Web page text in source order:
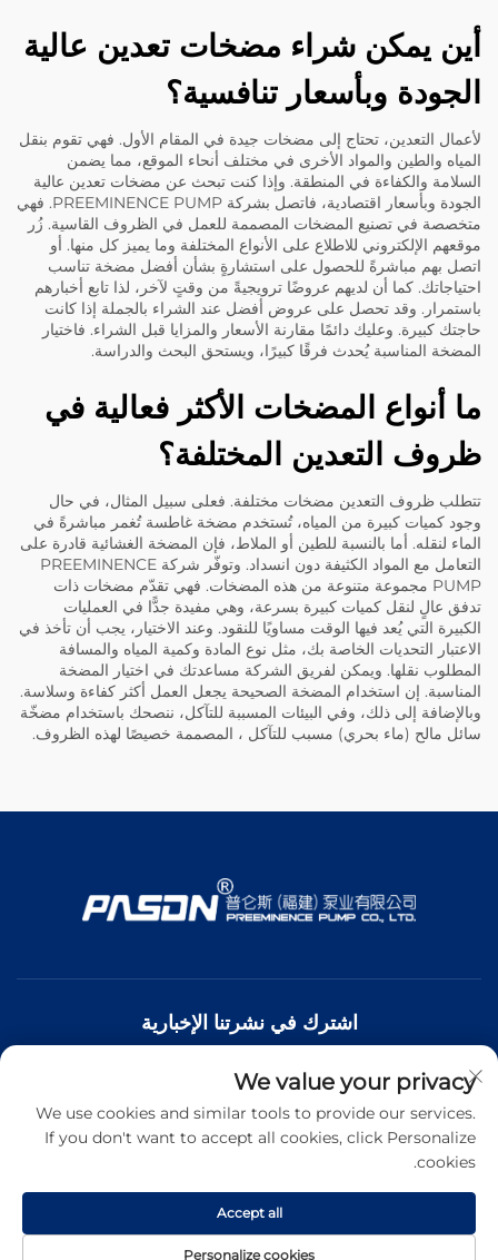
أين يمكن شراء مضخات تعدين عالية
الجودة وبأسعار تنافسية؟
لأعمال التعدين، تحتاج إلى مضخات جيدة في المقام الأول. فهي تقوم بنقل
المياه والطين والمواد الأخرى في مختلف أنحاء الموقع، مما يضمن
السلامة والكفاءة في المنطقة. وإذا كنت تبحث عن مضخات تعدين عالية
الجودة وبأسعار اقتصادية، فاتصل بشركة PREEMINENCE PUMP. فهي
متخصصة في تصنيع المضخات المصممة للعمل في الظروف القاسية. زُر
موقعهم الإلكتروني للاطلاع على الأنواع المختلفة وما يميز كل منها. أو
اتصل بهم مباشرةً للحصول على استشارةٍ بشأن أفضل مضخة تناسب
احتياجاتك. كما أن لديهم عروضًا ترويجيةً من وقتٍ لآخر، لذا تابع أخبارهم
باستمرار. وقد تحصل على عروض أفضل عند الشراء بالجملة إذا كانت
حاجتك كبيرة. وعليك دائمًا مقارنة الأسعار والمزايا قبل الشراء. فاختيار
المضخة المناسبة يُحدث فرقًا كبيرًا، ويستحق البحث والدراسة.
ما أنواع المضخات الأكثر فعالية في
ظروف التعدين المختلفة؟
تتطلب ظروف التعدين مضخات مختلفة. فعلى سبيل المثال، في حال
وجود كميات كبيرة من المياه، تُستخدم مضخة غاطسة تُغمر مباشرةً في
الماء لنقله. أما بالنسبة للطين أو الملاط، فإن المضخة الغشائية قادرة على
التعامل مع المواد الكثيفة دون انسداد. وتوفّر شركة PREEMINENCE
PUMP مجموعة متنوعة من هذه المضخات. فهي تقدّم مضخات ذات
تدفق عالٍ لنقل كميات كبيرة بسرعة، وهي مفيدة جدًّا في العمليات
الكبيرة التي يُعد فيها الوقت مساويًا للنقود. وعند الاختيار، يجب أن تأخذ في
الاعتبار التحديات الخاصة بك، مثل نوع المادة وكمية المياه والمسافة
المطلوب نقلها. ويمكن لفريق الشركة مساعدتك في اختيار المضخة
المناسبة. إن استخدام المضخة الصحيحة يجعل العمل أكثر كفاءة وسلاسة.
وبالإضافة إلى ذلك، وفي البيئات المسببة للتآكل، ننصحك باستخدام مضخّة
سائل مالح (ماء بحري) مسبب للتآكل ، المصممة خصيصًا لهذه الظروف.
اشترك في نشرتنا الإخبارية
انضم إلى نشرتنا الإخبارية لتلقي أحدث الأخبار والتحديثات والرؤى من
فريقنا.
حقوق الطبع والنشر © شركة بريمننس لتصنيع المضخات المحدودة. جميع
We value your privacy
We use cookies and similar tools to provide our services.
If you don't want to accept all cookies, click Personalize
cookies.
Personalize cookies
Accept all